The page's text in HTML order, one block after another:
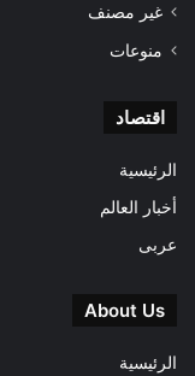
غير مصنف
منوعات
اقتصاد
الرئيسية
أخبار العالم
عربى
About Us
الرئيسية